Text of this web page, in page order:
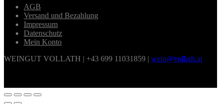
AGB
Versand und Bezahlung
Impressum
Datenschutz
Mein Konto
WEINGUT VOLLATH | +43 699 11031859 | wein@vollath.at